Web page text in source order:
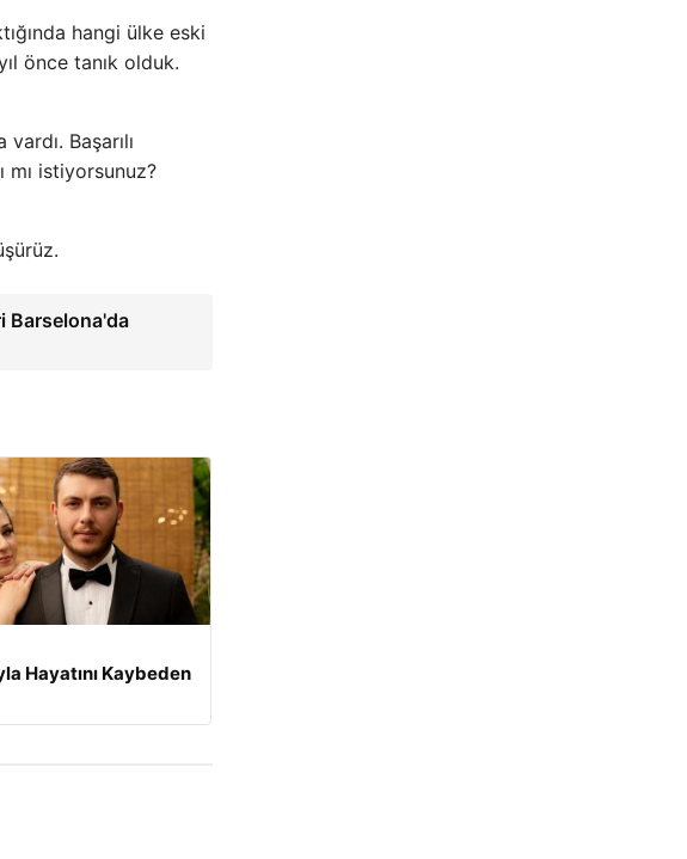
hangi ülke eski
önce tanık olduk.
Başarılı
mı istiyorsunuz?
Barselona'da
Hayatını Kaybeden